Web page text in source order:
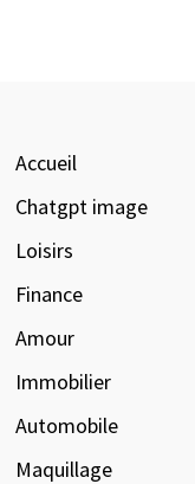
Accueil
Chatgpt image
Loisirs
Finance
Amour
Immobilier
Automobile
Maquillage